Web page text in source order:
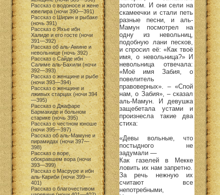
Рассказ о водоносе и жене
ювелира (ночи 390—391)
Рассказ о Ширин и рыбаке
(ночь 391)
Рассказ о Яхье ибн
Халиде и его госте (ночи
391—392)
Рассказ об аль-Амине и
невольнице (ночь 392)
Рассказ о Сайде ибн
Салиме аль-Бахили (ночи
392—393)
Рассказ о женщине и рыбе
(ночи 393—394)
Рассказ о женщине и
лживых старцах (ночи 394
—395)
Рассказ о Джафаре
Бармакиде и больном
старике (ночь 395)
Рассказ о честном юноше
(ночи 395—397)
Рассказ об аль-Мамуне и
пирамидах (ночи 397—
398)
Рассказ о воре,
обокравшем вора (ночи
393—399)
Рассказ о Масруре и ибн
аль-Кариби (ночи 399—
401)
Рассказ о благочестивом
золотом. И они сели на
скамеечки и стали петь
разные песни, и аль-
Мамун посмотрел на
одну из невольниц,
подобную лани песков,
и спросил её: «Как твоё
имя, о невольница?» И
невольница отвечала:
«Моё имя Забия, о
повелитель
правоверных». – «Спой
нам, о Забия», – сказал
аль-Мамун. И девушка
защебетала устами и
произнесла такие два
стиха:
«Девы вольные, что
постыдного не
задумали —
Как газелей в Мекке
ловить их нам запретно.
За речь нежную их
считают все
непотребными,